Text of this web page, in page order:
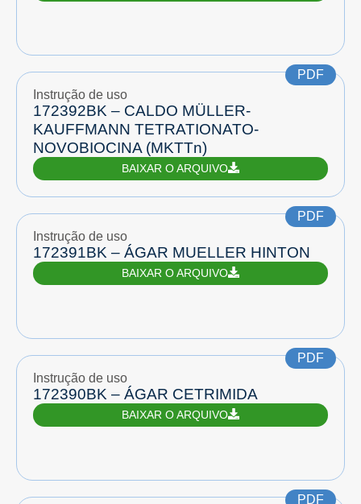
PDF
Instrução de uso
172392BK – CALDO MÜLLER-
KAUFFMANN TETRATIONATO-
NOVOBIOCINA (MKTTn)
BAIXAR O ARQUIVO
PDF
Instrução de uso
172391BK – ÁGAR MUELLER HINTON
BAIXAR O ARQUIVO
PDF
Instrução de uso
172390BK – ÁGAR CETRIMIDA
BAIXAR O ARQUIVO
PDF